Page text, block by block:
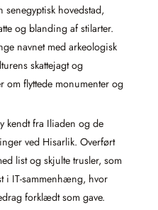
senegyptisk hovedstad,
og blanding af stilarter.
navnet med arkeologisk
skattejagt og
om flyttede monumenter og
kendt fra Iliaden og de
ved Hisarlik. Overført
list og skjulte trusler, som
i IT-sammenhæng, hvor
forklædt som gave.